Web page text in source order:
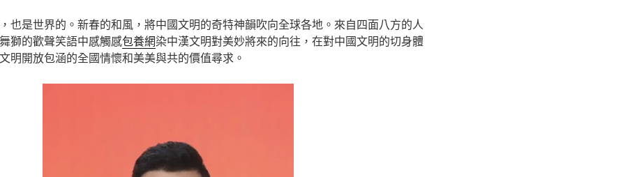
也是世界的。新春的和風，將中國文明的奇特神韻吹向全球各地。來自四面八方的人
獅的歡聲笑語中感觸感包養網染中漢文明對美妙將來的向往，在對中國文明的切身體
明開放包涵的全國情懷和美美與共的價值尋求。